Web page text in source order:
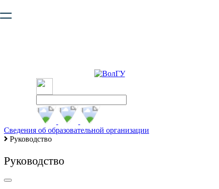
безопасную работу с сайтом. Пожалуйста
Сведения об образовательной организации
Руководство
Руководство